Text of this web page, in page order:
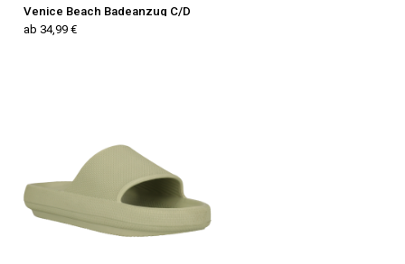
Venice Beach Badeanzug C/D
ab 34,99 €